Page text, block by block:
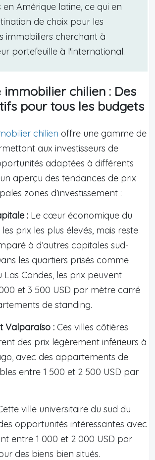
en Amérique latine, ce qui en
de choix pour les
immobiliers cherchant à
portefeuille à l'international.
immobilier chilien : Des
pour tous les budgets
chilien offre une gamme de
aux investisseurs de
adaptées à différents
aperçu des tendances de prix
zones d’investissement :
: Le cœur économique du
prix les plus élevés, mais reste
à d’autres capitales sud-
les quartiers prisés comme
Las Condes, les prix peuvent
et 3 500 USD par mètre carré
de standing.
Valparaíso : Ces villes côtières
des prix légèrement inférieurs à
avec des appartements de
entre 1 500 et 2 500 USD par
ville universitaire du sud du
opportunités intéressantes avec
entre 1 000 et 2 000 USD par
des biens bien situés.